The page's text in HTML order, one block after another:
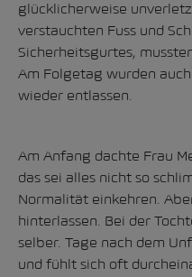
glücklicherweise
verstauchten Fuss und
Sicherheitsgurtes,
Am Folgetag wurden
wieder entlassen.
Am Anfang dachte Frau
das sei alles nicht so
Normalität einkehren.
hinterlassen. Bei der
selber. Tage nach dem
und fühlt sich oft